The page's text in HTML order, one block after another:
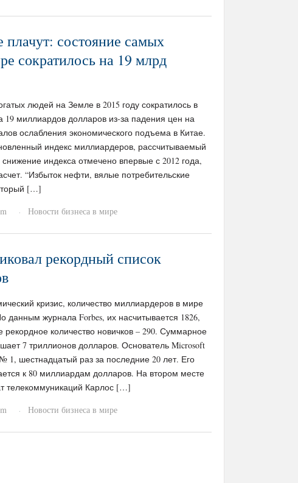
плачут: состояние самых
сократилось на 19 млрд
людей на Земле в 2015 году сократилось в
19 миллиардов долларов из-за падения цен на
ослабления экономического подъема в Китае.
индекс миллиардеров, рассчитываемый
индекса отмечено впервые с 2012 года,
“Избыток нефти, вялые потребительские
[…]
· Новости бизнеса в мире
рекордный список
кризис, количество миллиардеров в мире
данным журнала Forbes, их насчитывается 1826,
рекордное количество новичков – 290. Суммарное
7 триллионов долларов. Основатель Microsoft
1, шестнадцатый раз за последние 20 лет. Его
к 80 миллиардам долларов. На втором месте
телекоммуникаций Карлос […]
· Новости бизнеса в мире